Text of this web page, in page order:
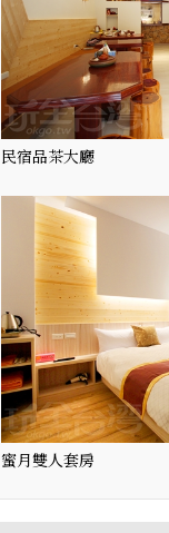
民宿品茶大廳
蜜月雙人套房